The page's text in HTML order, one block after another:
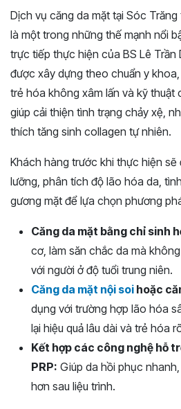
Dịch vụ căng da mặt tại Sóc
là một trong những thế mạnh nổi
trực tiếp thực hiện của BS Lê Trần
được xây dựng theo chuẩn y
trẻ hóa không xâm lấn và kỹ thuật
giúp cải thiện tình trạng chảy xệ,
thích tăng sinh collagen tự nhiên.
Khách hàng trước khi thực hiện sẽ
lưỡng, phân tích độ lão hóa da,
gương mặt để lựa chọn phương
Căng da mặt bằng chỉ sinh
cơ, làm săn chắc da mà
với người ở độ tuổi trung niên.
Căng da mặt nội soi hoặc
dụng với trường hợp lão hóa
lại hiệu quả lâu dài và trẻ hóa
Kết hợp các công nghệ hỗ
PRP: Giúp da hồi phục
hơn sau liệu trình.